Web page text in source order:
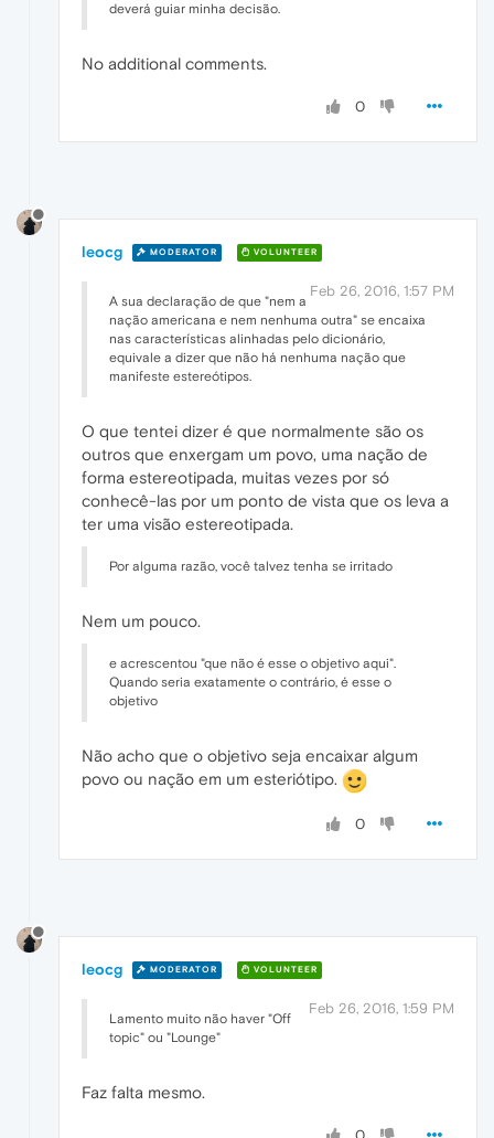
deverá guiar minha decisão.
No additional comments.
0
leocg MODERATOR VOLUNTEER
Feb 26, 2016, 1:57 PM
A sua declaração de que "nem a
nação americana e nem nenhuma outra" se encaixa
nas características alinhadas pelo dicionário,
equivale a dizer que não há nenhuma nação que
manifeste estereótipos.
O que tentei dizer é que normalmente são os
outros que enxergam um povo, uma nação de
forma estereotipada, muitas vezes por só
conhecê-las por um ponto de vista que os leva a
ter uma visão estereotipada.
Por alguma razão, você talvez tenha se irritado
Nem um pouco.
e acrescentou "que não é esse o objetivo aqui".
Quando seria exatamente o contrário, é esse o
objetivo
Não acho que o objetivo seja encaixar algum
povo ou nação em um esteriótipo.
0
leocg MODERATOR VOLUNTEER
Feb 26, 2016, 1:59 PM
Lamento muito não haver "Off
topic" ou "Lounge"
Faz falta mesmo.
0